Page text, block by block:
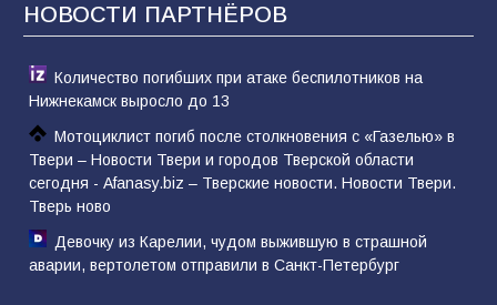
НОВОСТИ ПАРТНЁРОВ
Количество погибших при атаке беспилотников на
Нижнекамск выросло до 13
Мотоциклист погиб после столкновения с «Газелью» в
Твери – Новости Твери и городов Тверской области
сегодня - Afanasy.biz – Тверские новости. Новости Твери.
Тверь ново
Девочку из Карелии, чудом выжившую в страшной
аварии, вертолетом отправили в Санкт-Петербург